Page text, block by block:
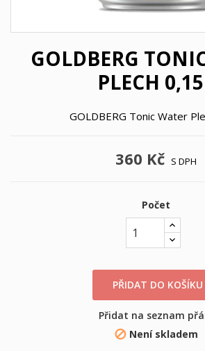
GOLDBERG
PLECH
GOLDBERG Tonic Water
360 Kč S DPH
Počet
PŘIDAT DO KOŠÍKU
Přidat na seznam
 Není skladem
Můj seznam přání
Přihlásit se
Musíte být přihlášen, abyste si mohli